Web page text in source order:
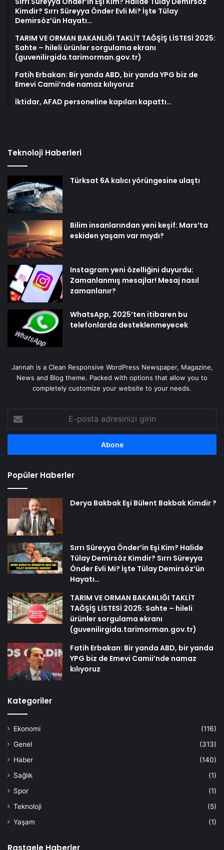
Kimdir? Sırrı Süreyya Önder Evli Mi? İşte Tülay
Demirsöz’ün Hayatı…
TARIM VE ORMAN BAKANLIĞI TAKLİT TAĞŞİŞ LİSTESİ 2025:
Sahte – hileli ürünler sorgulama ekranı
(guvenilirgida.tarimorman.gov.tr)
Fatih Erbakan: Bir yanda ABD, bir yanda YPG biz de
Emevi Camii’nde namaz kılıyoruz
İktidar, AFAD personeline kapıları kapattı…
Teknoloji Haberleri
Türksat 6A kalıcı yörüngesine ulaştı
Bilim insanlarından yeni keşif: Mars’ta
eskiden yaşam var mıydı?
Instagram yeni özelliğini duyurdu:
Zamanlanmış mesajlar! Mesaj nasıl
zamanlanır?
WhatsApp, 2025’ten itibaren bu
telefonlarda desteklenmeyecek
Jannah is a Clean Responsive WordPress Newspaper, Magazine,
News and Blog theme. Packed with options that allow you to
completely customize your website to your needs.
posta
adresinizi
Popüler Haberler
Derya Bakbak Eşi Bülent Bakbak Kimdir ?
Sırrı Süreyya Önder’in Eşi Kim? Halide
Tülay Demirsöz Kimdir? Sırrı Süreyya
Önder Evli Mi? İşte Tülay Demirsöz’ün
Hayatı…
TARIM VE ORMAN BAKANLIĞI TAKLİT
TAĞŞİŞ LİSTESİ 2025: Sahte – hileli
ürünler sorgulama ekranı
(guvenilirgida.tarimorman.gov.tr)
Fatih Erbakan: Bir yanda ABD, bir yanda
YPG biz de Emevi Camii’nde namaz
kılıyoruz
Kategoriler
Ekonomi
(116)
Genel
(313)
Haber
(140)
Sağlık
(1)
Spor
(1)
Teknoloji
(5)
Yaşam
(1)
Rastgele Haberler